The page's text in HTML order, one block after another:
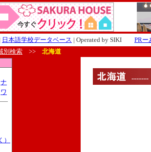
日本語学校データベース | Operated by SIKI PRー
別検索 >> 北海道
ナ
ワ